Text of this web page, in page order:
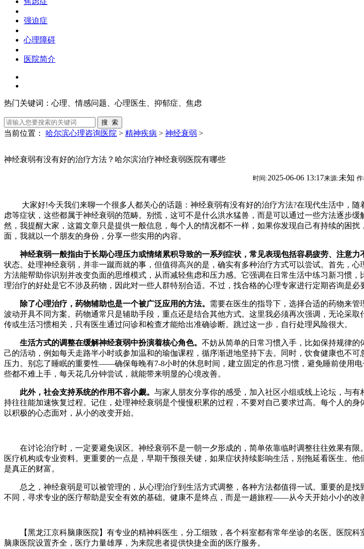
强迫症
心理障碍
医院简介
热门关键词： 心理、情感问题、心理医生、抑郁症、焦虑
当前位置： 哈尔滨心理咨询医院 > 精神疾病 > 神经衰弱 >
神经衰弱有没有好的治疗方法？哈尔滨治疗神经衰弱医院有哪些
时间:2025-06-06 13:17来源:未知
大家好!今天我们来聊一个很多人都关心的话题：神经衰弱有没有好的治疗方法?在现代生活中，随
虑等症状，这些都属于神经衰弱的范畴。别慌，这可不是什么洪水猛兽，而是可以通过一些方法逐步
然，我提醒大家，这篇文章只是提供一般信息，每个人的情况都不一样，如果你发现自己有持续的困
面，我就以一个朋友的身份，分享一些实用的内容。
神经衰弱一般指由于长期心理压力或情绪累积导致的一系列症状，常见表现包括容易疲劳、注意力
状态。处理神经衰弱，并非一蹴而就的事，但值得高兴的是，确实有多种治疗方式可以尝试。首先，
方法能帮助你识别并改变负面的思维模式，从而减轻焦虑和压力感。它强调在日常生活中练习新习惯
理治疗的好处是它不涉及药物，因此对一些人群特别合适。不过，找合格的心理专家进行定期咨询是必
除了心理治疗，药物辅助也是一个被广泛应用的方法。 需要在医生的指导下，选择合适的药物来
波动开具不同方案。药物通常只是辅助手段，重点还是结合其他方式。这里我必须再次强调，无论采
传或生活习惯相关，只有医生通过问诊和检查才能给出准确诊断。跳过这一步，自行处理风险很大。
生活方式的调整在缓解神经衰弱中扮演着核心角色。 不妨从简单的日常习惯入手，比如保持规律
己的活动，例如每天走路半小时或参加温和的瑜伽课程，循序渐进地坚持下去。同时，饮食健康也不
压力。别忘了睡眠的重要性——确保每晚有7-8小时的休息时间，建立固定的作息习惯，避免睡前使用
些都不难上手，每天花几分钟尝试，就能带来明显的心境改善。
此外，社会支持系统的作用不容小觑。 与家人朋友分享你的感受，加入社区小组或线上论坛，与
持往往能加速恢复过程。记住，处理神经衰弱是个慢慢积累的过程，不要对自己要求过高。每个人的
以积极的心态面对，从小的改变开始。
在讨论治疗时，一定要避免误区。神经衰弱不是一朝一夕形成的，简单依靠临时调整往往效果有限
医疗机构或专业资料。更重要的一点是，早期干预很关键，如果症状持续影响生活，别拖延看医生
是真正的财富。
总之，神经衰弱是可以被管理的，从心理治疗到生活方式调整，各种方法都值得一试。重要的是找
不同，寻求专业的医疗帮助是安全有效的基础。健康不是终点，而是一趟旅程——从今天开始小小的改
【黑龙江京科脑康医院】有专业的精神科医生，分工细致，各个科室都有常年坐诊的名医。医院科
脑康医院设置齐全，医疗力量雄厚，为来院患者提供快捷全面的医疗服务。